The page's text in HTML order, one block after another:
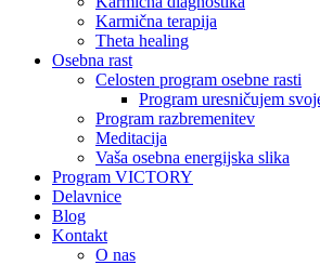
Karmična terapija
Theta healing
Osebna rast
Celosten program osebne rasti
Program uresničujem
Program razbremenitev
Meditacija
Vaša osebna energijska slika
Program VICTORY
Delavnice
Blog
Kontakt
O nas